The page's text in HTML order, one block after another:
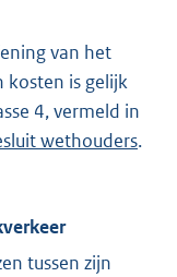
van het
kosten is gelijk
4, vermeld in
wethouders.
tussen zijn